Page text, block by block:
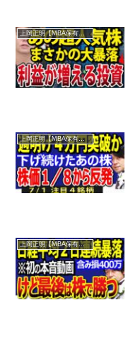
上岡正明【MBA保有の脳科学者】
上岡正明【MBA保有の脳科学者】
上岡正明【MBA保有の脳科学者】